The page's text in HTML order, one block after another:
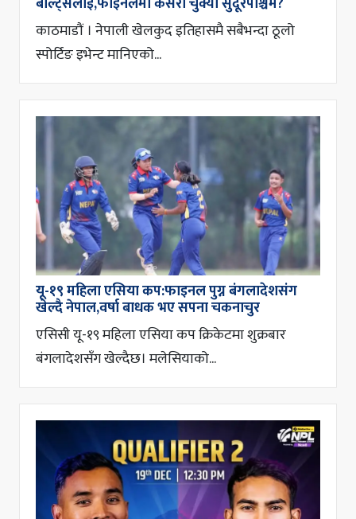
काठमाडौं । नेपाली खेलकुद इतिहासमै सबैभन्दा ठूलो
स्पोर्टिङ इभेन्ट मानिएको...
यू-१९ महिला एसिया कप:फाइनल पुग्न बंगलादेशसंग
खेल्दै नेपाल,वर्षा बाधक भए सपना चकनाचुर
एसिसी यू-१९ महिला एसिया कप क्रिकेटमा शुक्रबार
बंगलादेशसँग खेल्दैछ। मलेसियाको...